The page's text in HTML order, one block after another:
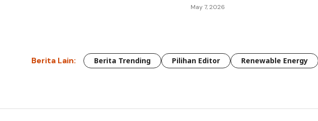
May 7, 2026
Berita Lain: Berita Trending Pilihan Editor Renewable Energy